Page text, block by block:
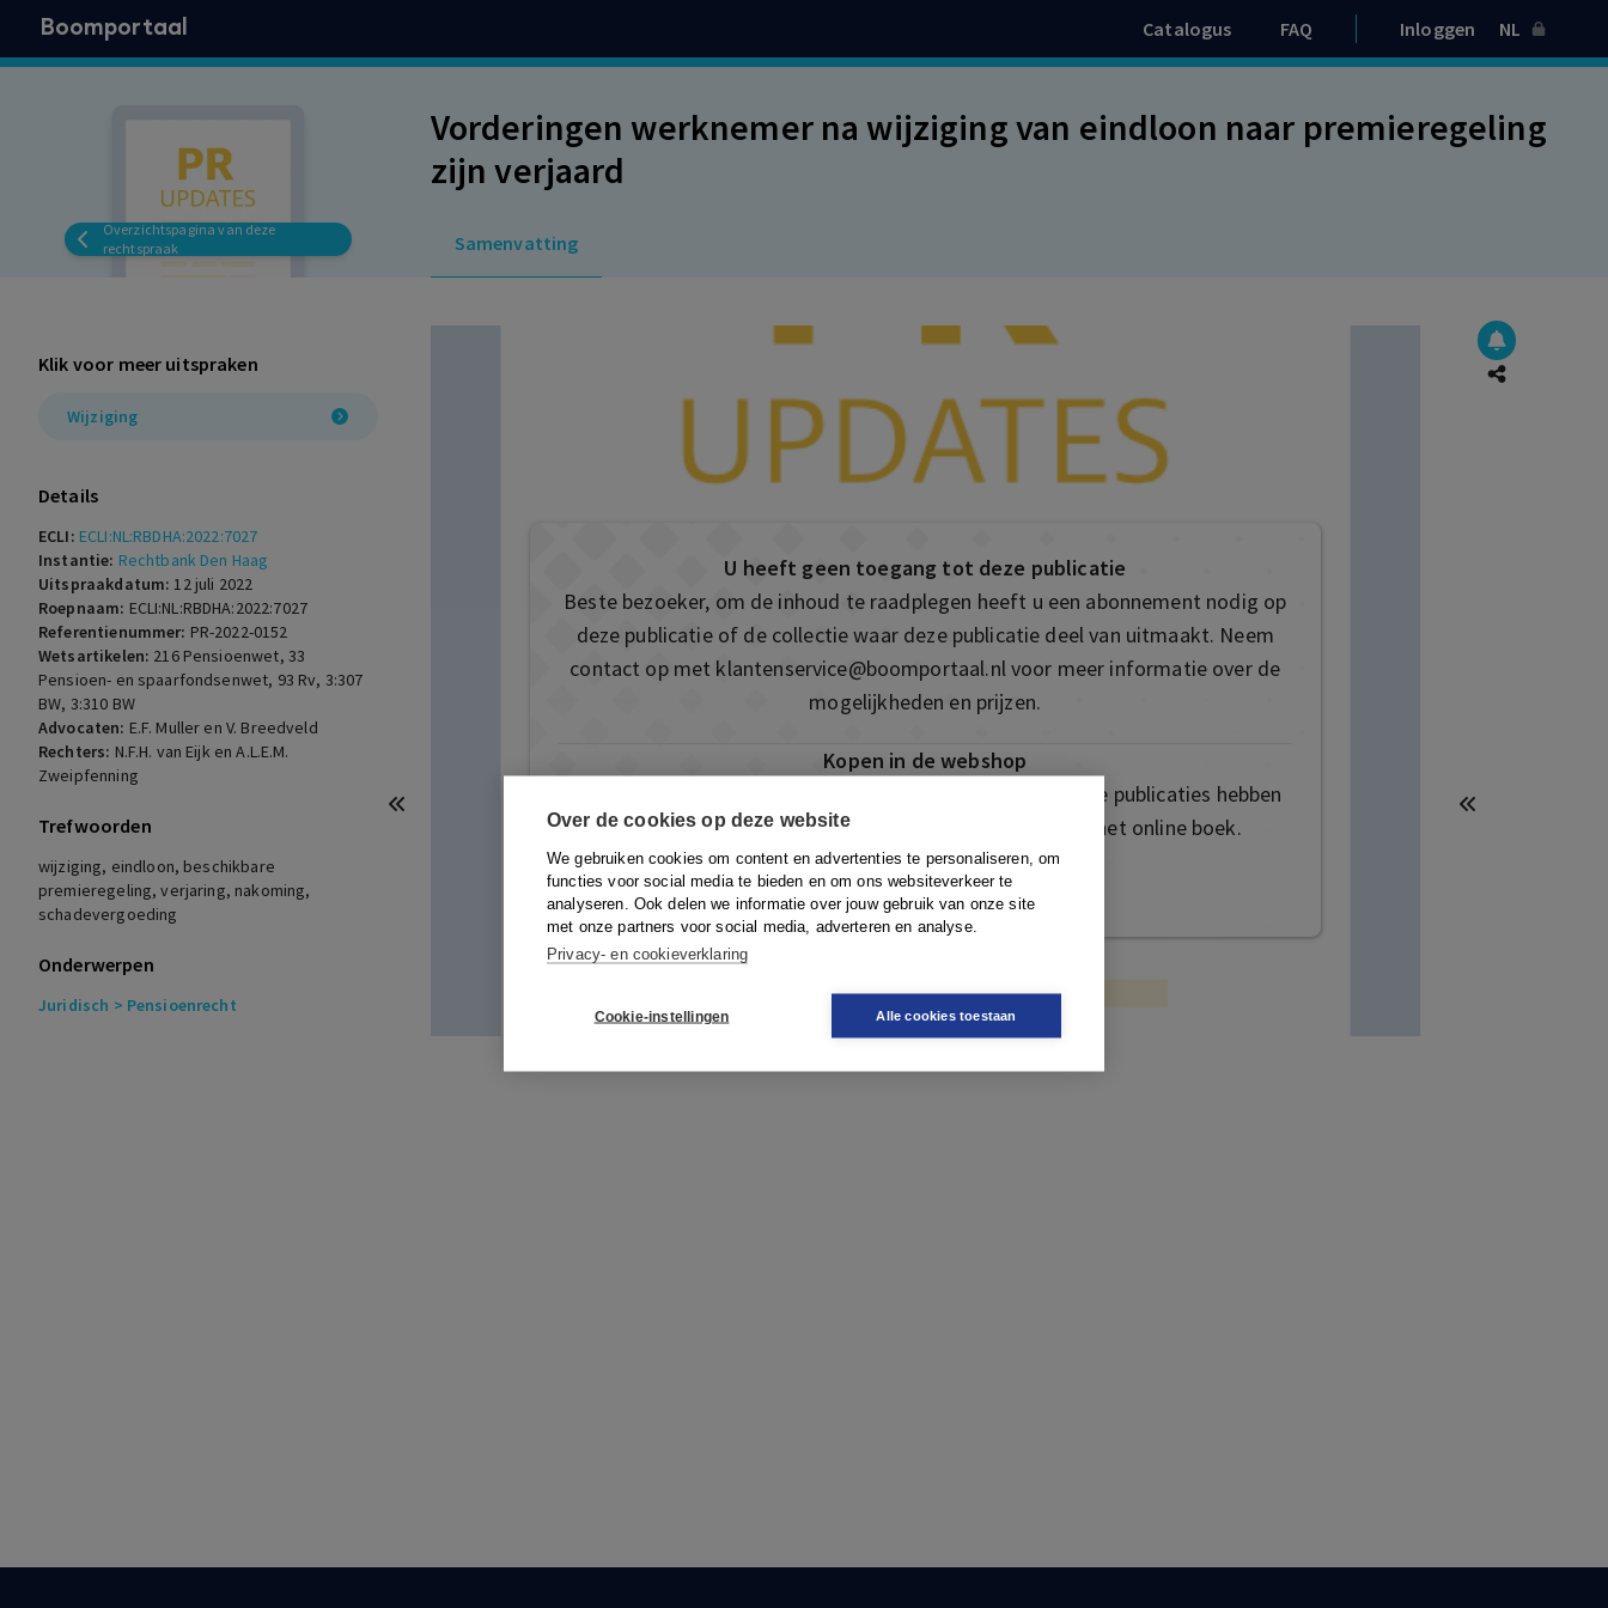
Over de cookies op deze website
We gebruiken cookies om content en advertenties te personaliseren, om
functies voor social media te bieden en om ons websiteverkeer te
analyseren. Ook delen we informatie over jouw gebruik van onze site
met onze partners voor social media, adverteren en analyse.
Privacy- en cookieverklaring
Cookie-instellingen Alle cookies toestaan
Boomportaal Catalogus FAQ Inloggen NL
Overzichtspagina van deze
rechtspraak
Vorderingen werknemer na wijziging van eindloon naar premieregeling
zijn verjaard
Samenvatting
Klik voor meer uitspraken
Wijziging
Details
ECLI: ECLI:NL:RBDHA:2022:7027
Instantie: Rechtbank Den Haag
Uitspraakdatum:12 juli 2022
Roepnaam: ECLI:NL:RBDHA:2022:7027
Referentienummer: PR-2022-0152
Wetsartikelen: 216 Pensioenwet, 33
Pensioen- en spaarfondsenwet, 93 Rv, 3:307
BW, 3:310 BW
Advocaten: E.F. Muller en V. Breedveld
Rechters: N.F.H. van Eijk en A.L.E.M.
Zweipfenning
Trefwoorden
wijziging, eindloon, beschikbare
premieregeling, verjaring, nakoming,
schadevergoeding
Onderwerpen
Juridisch > Pensioenrecht
U heeft geen toegang tot deze publicatie
Beste bezoeker, om de inhoud te raadplegen heeft u een abonnement nodig op
deze publicatie of de collectie waar deze publicatie deel van uitmaakt. Neem
contact op met klantenservice@boomportaal.nlvoor meer informatie over de
mogelijkheden en prijzen.
Kopen in de webshop
Deze publicatie is ook te vinden in onze webshop. Sommige publicaties hebben
ook de mogelijkheid om direct toegang te kopen tot het online boek.
Naar de webshop